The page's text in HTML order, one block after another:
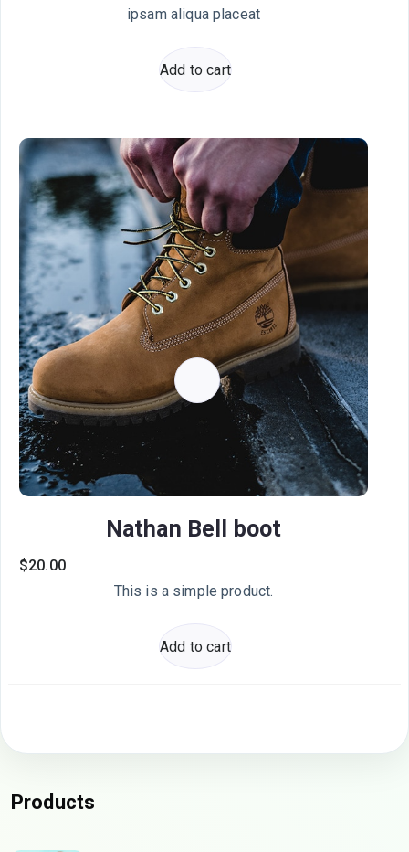
ipsam aliqua placeat
Add to cart
Nathan Bell boot
$20.00
This is a simple product.
Add to cart
Products